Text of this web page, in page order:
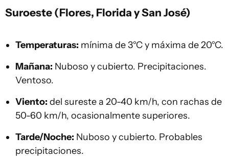
Suroeste (Flores, Florida y San José)
Temperaturas: mínima de 3°C y máxima de 20°C.
Mañana: Nuboso y cubierto. Precipitaciones.
Ventoso.
Viento: del sureste a 20-40 km/h, con rachas de
50-60 km/h, ocasionalmente superiores.
Tarde/Noche: Nuboso y cubierto. Probables
precipitaciones.